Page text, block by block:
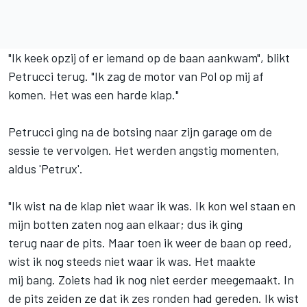
"Ik keek opzij of er iemand op de baan aankwam", blikt
Petrucci terug. "Ik zag de motor van Pol op mij af
komen. Het was een harde klap."
Petrucci ging na de botsing naar zijn garage om de
sessie te vervolgen. Het werden angstig momenten,
aldus 'Petrux'.
"Ik wist na de klap niet waar ik was. Ik kon wel staan en
mijn botten zaten nog aan elkaar; dus ik ging
terug naar de pits. Maar toen ik weer de baan op reed,
wist ik nog steeds niet waar ik was. Het maakte
mij bang. Zoiets had ik nog niet eerder meegemaakt. In
de pits zeiden ze dat ik zes ronden had gereden. Ik wist